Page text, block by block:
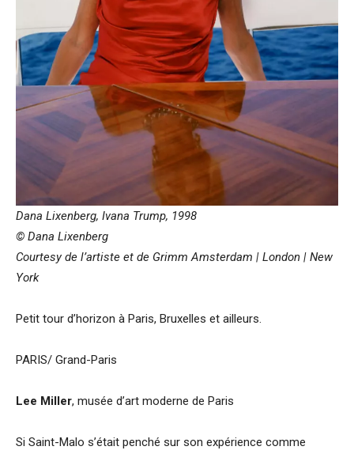
Dana Lixenberg, Ivana Trump, 1998
© Dana Lixenberg
Courtesy de l’artiste et de Grimm Amsterdam | London | New
York
Petit tour d’horizon à Paris, Bruxelles et ailleurs.
PARIS/ Grand-Paris
Lee Miller, musée d’art moderne de Paris
Si Saint-Malo s’était penché sur son expérience comme